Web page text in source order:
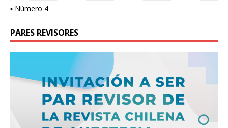
▪ Número 4
PARES REVISORES